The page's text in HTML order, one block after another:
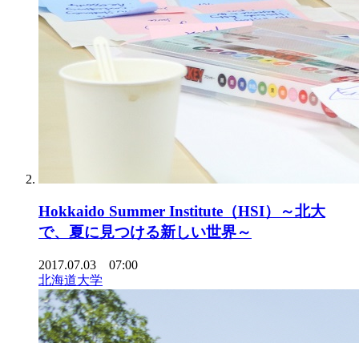
Hokkaido Summer Institute（HSI）～北大
で、夏に見つける新しい世界～
2017.07.03 07:00
北海道大学